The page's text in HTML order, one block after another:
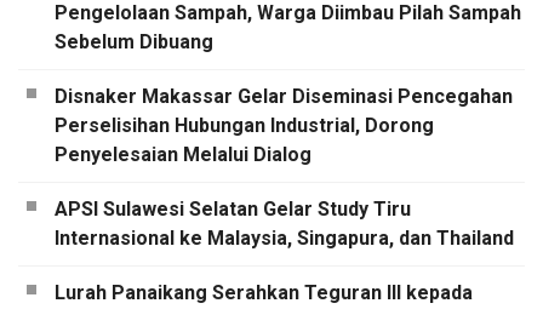
Pengelolaan Sampah, Warga Diimbau Pilah Sampah
Sebelum Dibuang
Disnaker Makassar Gelar Diseminasi Pencegahan
Perselisihan Hubungan Industrial, Dorong
Penyelesaian Melalui Dialog
APSI Sulawesi Selatan Gelar Study Tiru
Internasional ke Malaysia, Singapura, dan Thailand
Lurah Panaikang Serahkan Teguran III kepada